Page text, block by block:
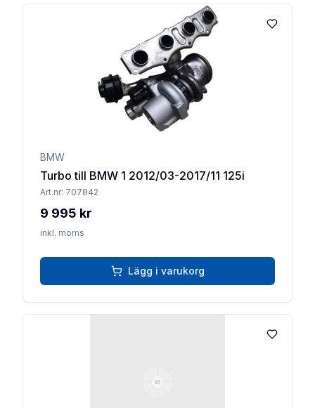
Lägg till
BMW
Turbo till BMW 1 2012/03-2017/11 125i
Art.nr: 707842
9 995 kr
inkl. moms
Lägg i varukorg
Lägg till